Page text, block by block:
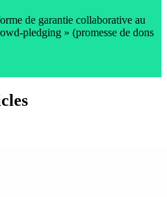
de garantie collaborative au
pledging » (promesse de dons